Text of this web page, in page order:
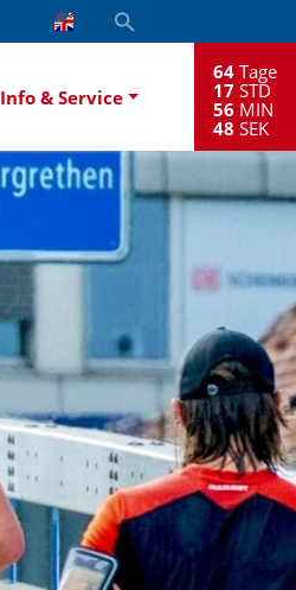
Info & Service
64 Tage
17 STD
56 MIN
48 SEK